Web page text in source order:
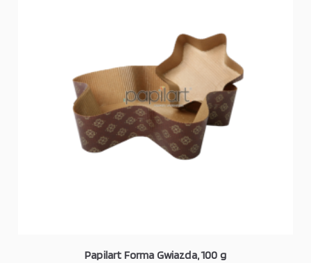
Papilart Forma Gwiazda, 100 g